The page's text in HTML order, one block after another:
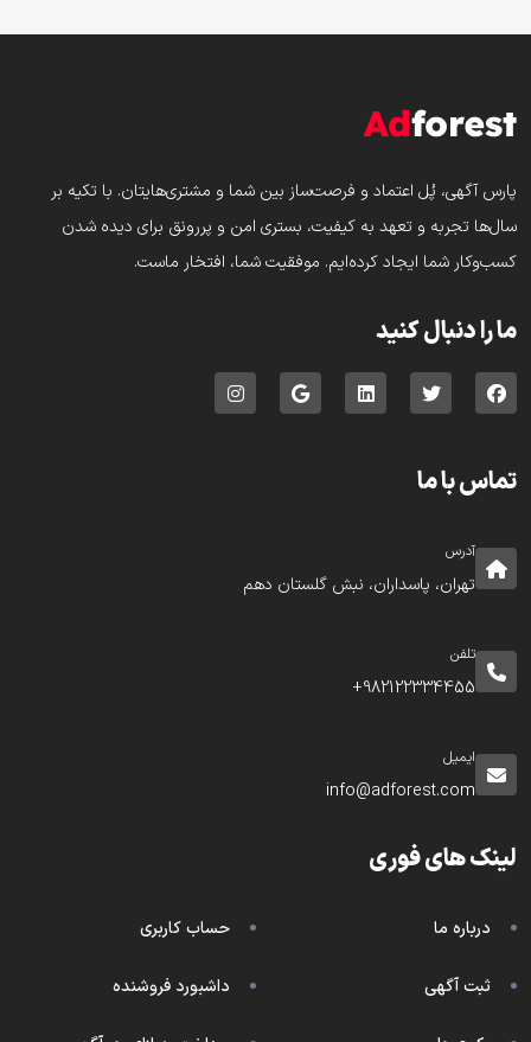
پارس‌ آگهی، پُل اعتماد و فرصت‌ساز بین شما و مشتری‌هایتان. با تکیه بر
سال‌ها تجربه و تعهد به کیفیت، بستری امن و پررونق برای دیده شدن
کسب‌وکار شما ایجاد کرده‌ایم. موفقیت شما، افتخار ماست.
ما را دنبال کنید
تماس با ما
آدرس
تهران، پاسداران، نبش گلستان دهم
تلفن
982122334455+
ایمیل
info@adforest.com
لینک های فوری
درباره ما
ثبت آگهی
حساب کاربری
داشبورد فروشنده